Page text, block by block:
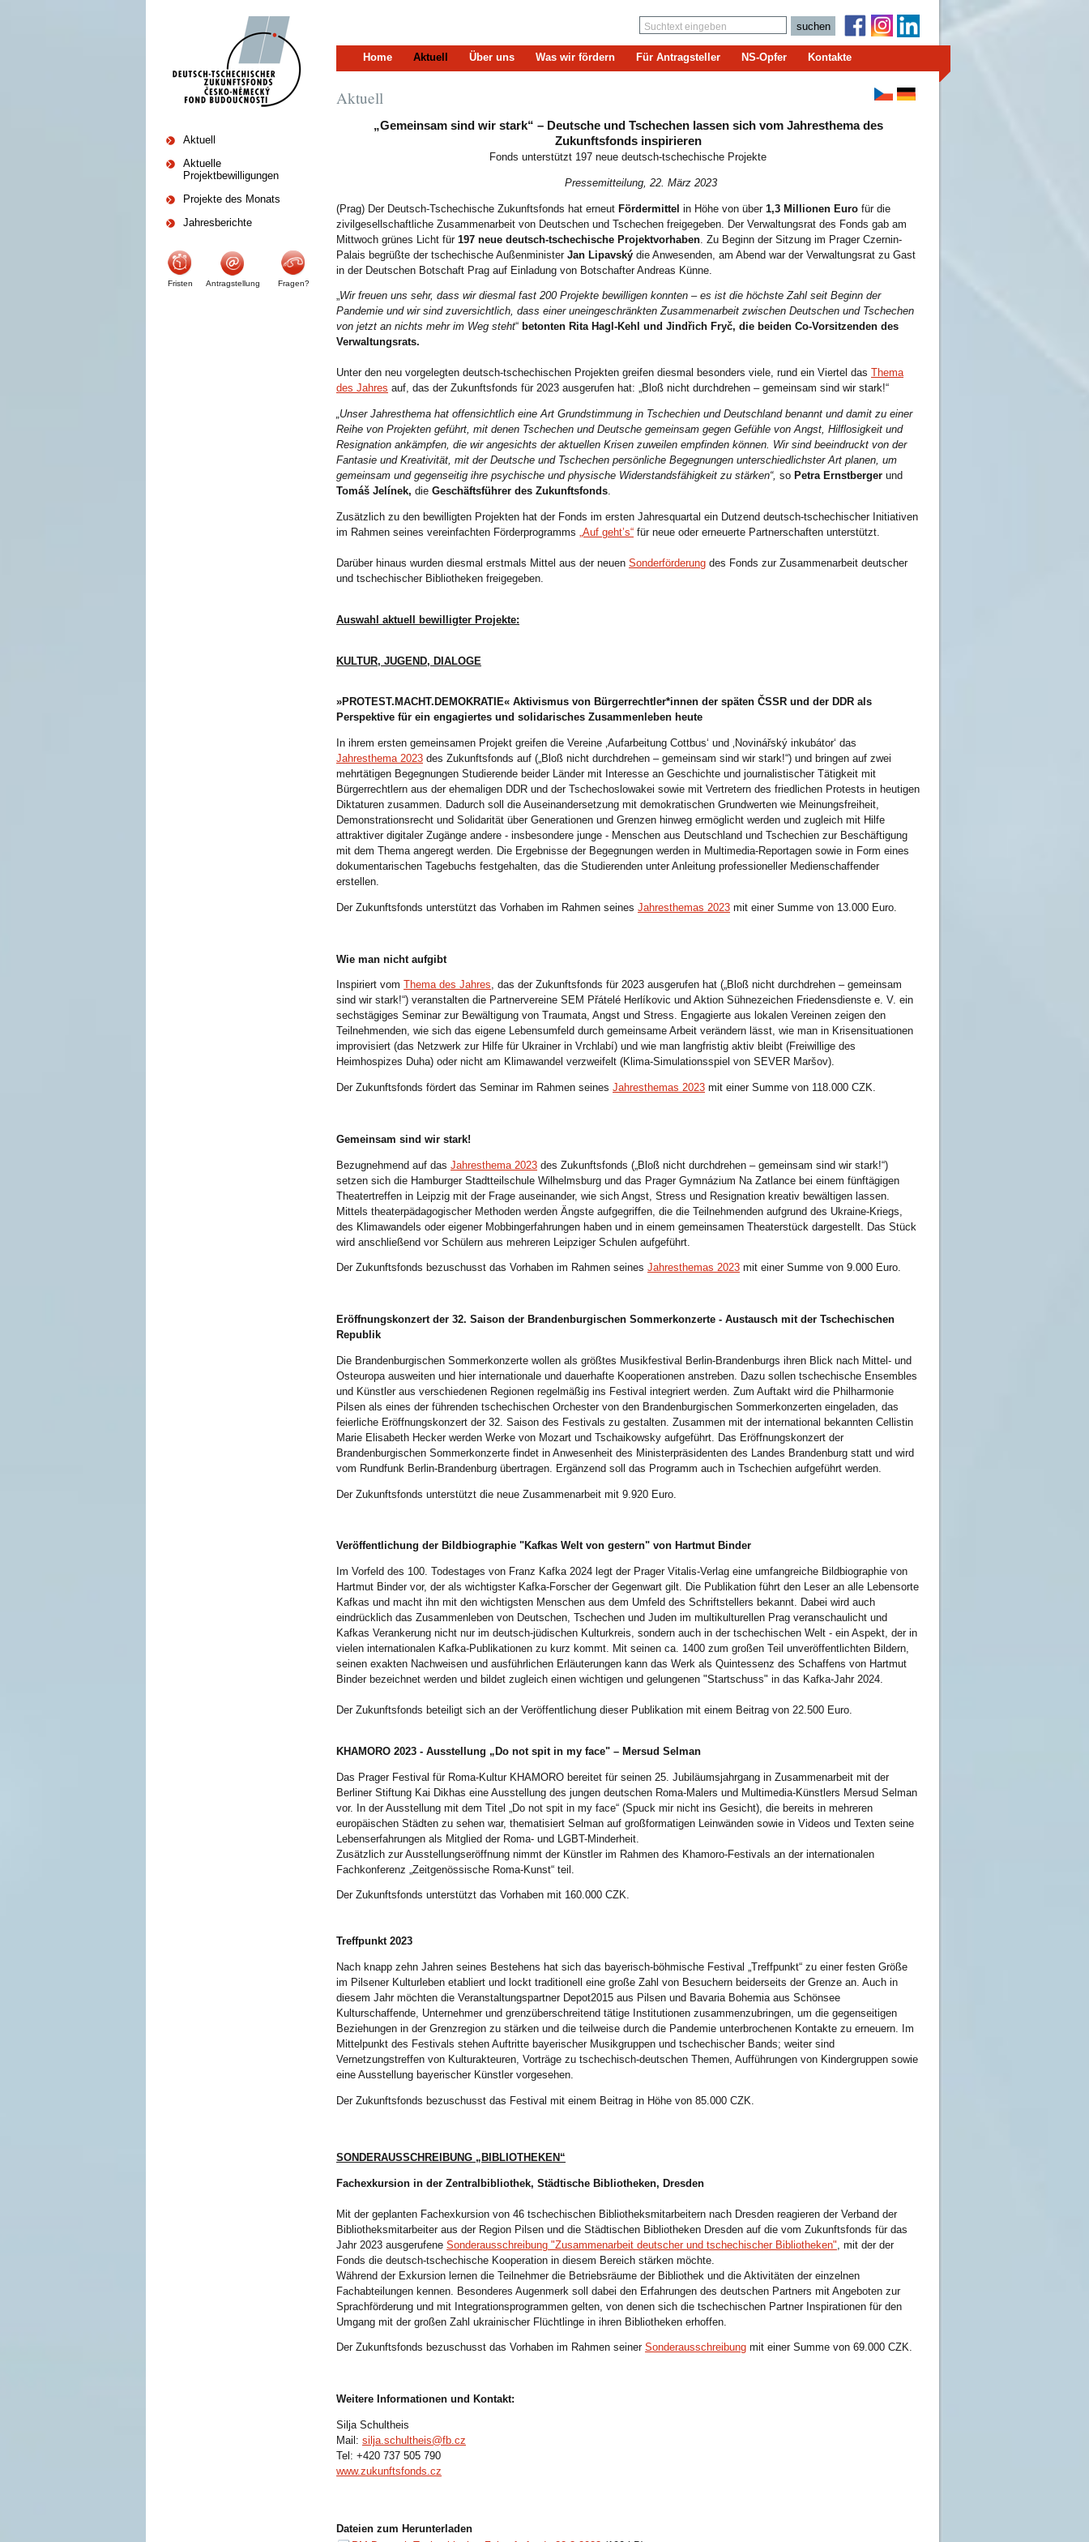
Home Aktuell Über uns Was wir fördern Für Antragsteller NS-Opfer Kontakte
Aktuell
Aktuelle
Projektbewilligungen
Projekte des Monats
Jahresberichte
Fristen Antragstellung Fragen?
Aktuell
„Gemeinsam sind wir stark“ – Deutsche und Tschechen lassen sich vom Jahresthema des
Zukunftsfonds inspirieren
Fonds unterstützt 197 neue deutsch-tschechische Projekte
Pressemitteilung, 22. März 2023
(Prag) Der Deutsch-Tschechische Zukunftsfonds hat erneut Fördermittel in Höhe von über 1,3 Millionen Euro für die
zivilgesellschaftliche Zusammenarbeit von Deutschen und Tschechen freigegeben. Der Verwaltungsrat des Fonds gab am
Mittwoch grünes Licht für 197 neue deutsch-tschechische Projektvorhaben . Zu Beginn der Sitzung im Prager Czernin-
Palais begrüßte der tschechische Außenminister Jan Lipavský die Anwesenden, am Abend war der Verwaltungsrat zu Gast
in der Deutschen Botschaft Prag auf Einladung von Botschafter Andreas Künne.
„Wir freuen uns sehr, dass wir diesmal fast 200 Projekte bewilligen konnten – es ist die höchste Zahl seit Beginn der
Pandemie und wir sind zuversichtlich, dass einer uneingeschränkten Zusammenarbeit zwischen Deutschen und Tschechen
von jetzt an nichts mehr im Weg steht“ betonten Rita Hagl-Kehl und Jindřich Fryč, die beiden Co-Vorsitzenden des
Verwaltungsrats.
Unter den neu vorgelegten deutsch-tschechischen Projekten greifen diesmal besonders viele, rund ein Viertel das Thema
des Jahres auf, das der Zukunftsfonds für 2023 ausgerufen hat: „Bloß nicht durchdrehen – gemeinsam sind wir stark!“
„Unser Jahresthema hat offensichtlich eine Art Grundstimmung in Tschechien und Deutschland benannt und damit zu einer
Reihe von Projekten geführt, mit denen Tschechen und Deutsche gemeinsam gegen Gefühle von Angst, Hilflosigkeit und
Resignation ankämpfen, die wir angesichts der aktuellen Krisen zuweilen empfinden können. Wir sind beeindruckt von der
Fantasie und Kreativität, mit der Deutsche und Tschechen persönliche Begegnungen unterschiedlichster Art planen, um
gemeinsam und gegenseitig ihre psychische und physische Widerstandsfähigkeit zu stärken“, so Petra Ernstberger und
Tomáš Jelínek, die Geschäftsführer des Zukunftsfonds.
Zusätzlich zu den bewilligten Projekten hat der Fonds im ersten Jahresquartal ein Dutzend deutsch-tschechischer Initiativen
im Rahmen seines vereinfachten Förderprogramms „Auf geht’s“ für neue oder erneuerte Partnerschaften unterstützt.
Darüber hinaus wurden diesmal erstmals Mittel aus der neuen Sonderförderung des Fonds zur Zusammenarbeit deutscher
und tschechischer Bibliotheken freigegeben.
Auswahl aktuell bewilligter Projekte:
KULTUR, JUGEND, DIALOGE
»PROTEST.MACHT.DEMOKRATIE« Aktivismus von Bürgerrechtler*innen der späten ČSSR und der DDR als
Perspektive für ein engagiertes und solidarisches Zusammenleben heute
In ihrem ersten gemeinsamen Projekt greifen die Vereine ‚Aufarbeitung Cottbus‘ und ‚Novinářský inkubátor‘ das
Jahresthema 2023 des Zukunftsfonds auf („Bloß nicht durchdrehen – gemeinsam sind wir stark!“) und bringen auf zwei
mehrtätigen Begegnungen Studierende beider Länder mit Interesse an Geschichte und journalistischer Tätigkeit mit
Bürgerrechtlern aus der ehemaligen DDR und der Tschechoslowakei sowie mit Vertretern des friedlichen Protests in heutigen
Diktaturen zusammen. Dadurch soll die Auseinandersetzung mit demokratischen Grundwerten wie Meinungsfreiheit,
Demonstrationsrecht und Solidarität über Generationen und Grenzen hinweg ermöglicht werden und zugleich mit Hilfe
attraktiver digitaler Zugänge andere - insbesondere junge - Menschen aus Deutschland und Tschechien zur Beschäftigung
mit dem Thema angeregt werden. Die Ergebnisse der Begegnungen werden in Multimedia-Reportagen sowie in Form eines
dokumentarischen Tagebuchs festgehalten, das die Studierenden unter Anleitung professioneller Medienschaffender
erstellen.
Der Zukunftsfonds unterstützt das Vorhaben im Rahmen seines Jahresthemas 2023 mit einer Summe von 13.000 Euro.
Wie man nicht aufgibt
Inspiriert vom Thema des Jahres, das der Zukunftsfonds für 2023 ausgerufen hat („Bloß nicht durchdrehen – gemeinsam
sind wir stark!“) veranstalten die Partnervereine SEM Přátelé Herlíkovic und Aktion Sühnezeichen Friedensdienste e. V. ein
sechstägiges Seminar zur Bewältigung von Traumata, Angst und Stress. Engagierte aus lokalen Vereinen zeigen den
Teilnehmenden, wie sich das eigene Lebensumfeld durch gemeinsame Arbeit verändern lässt, wie man in Krisensituationen
improvisiert (das Netzwerk zur Hilfe für Ukrainer in Vrchlabí) und wie man langfristig aktiv bleibt (Freiwillige des
Heimhospizes Duha) oder nicht am Klimawandel verzweifelt (Klima-Simulationsspiel von SEVER Maršov).
Der Zukunftsfonds fördert das Seminar im Rahmen seines Jahresthemas 2023 mit einer Summe von 118.000 CZK.
Gemeinsam sind wir stark!
Bezugnehmend auf das Jahresthema 2023 des Zukunftsfonds („Bloß nicht durchdrehen – gemeinsam sind wir stark!“)
setzen sich die Hamburger Stadtteilschule Wilhelmsburg und das Prager Gymnázium Na Zatlance bei einem fünftägigen
Theatertreffen in Leipzig mit der Frage auseinander, wie sich Angst, Stress und Resignation kreativ bewältigen lassen.
Mittels theaterpädagogischer Methoden werden Ängste aufgegriffen, die die Teilnehmenden aufgrund des Ukraine-Kriegs,
des Klimawandels oder eigener Mobbingerfahrungen haben und in einem gemeinsamen Theaterstück dargestellt. Das Stück
wird anschließend vor Schülern aus mehreren Leipziger Schulen aufgeführt.
Der Zukunftsfonds bezuschusst das Vorhaben im Rahmen seines Jahresthemas 2023 mit einer Summe von 9.000 Euro.
Eröffnungskonzert der 32. Saison der Brandenburgischen Sommerkonzerte - Austausch mit der Tschechischen
Republik
Die Brandenburgischen Sommerkonzerte wollen als größtes Musikfestival Berlin-Brandenburgs ihren Blick nach Mittel- und
Osteuropa ausweiten und hier internationale und dauerhafte Kooperationen anstreben. Dazu sollen tschechische Ensembles
und Künstler aus verschiedenen Regionen regelmäßig ins Festival integriert werden. Zum Auftakt wird die Philharmonie
Pilsen als eines der führenden tschechischen Orchester von den Brandenburgischen Sommerkonzerten eingeladen, das
feierliche Eröffnungskonzert der 32. Saison des Festivals zu gestalten. Zusammen mit der international bekannten Cellistin
Marie Elisabeth Hecker werden Werke von Mozart und Tschaikowsky aufgeführt. Das Eröffnungskonzert der
Brandenburgischen Sommerkonzerte findet in Anwesenheit des Ministerpräsidenten des Landes Brandenburg statt und wird
vom Rundfunk Berlin-Brandenburg übertragen. Ergänzend soll das Programm auch in Tschechien aufgeführt werden.
Der Zukunftsfonds unterstützt die neue Zusammenarbeit mit 9.920 Euro.
Veröffentlichung der Bildbiographie "Kafkas Welt von gestern" von Hartmut Binder
Im Vorfeld des 100. Todestages von Franz Kafka 2024 legt der Prager Vitalis-Verlag eine umfangreiche Bildbiographie von
Hartmut Binder vor, der als wichtigster Kafka-Forscher der Gegenwart gilt. Die Publikation führt den Leser an alle Lebensorte
Kafkas und macht ihn mit den wichtigsten Menschen aus dem Umfeld des Schriftstellers bekannt. Dabei wird auch
eindrücklich das Zusammenleben von Deutschen, Tschechen und Juden im multikulturellen Prag veranschaulicht und
Kafkas Verankerung nicht nur im deutsch-jüdischen Kulturkreis, sondern auch in der tschechischen Welt - ein Aspekt, der in
vielen internationalen Kafka-Publikationen zu kurz kommt. Mit seinen ca. 1400 zum großen Teil unveröffentlichten Bildern,
seinen exakten Nachweisen und ausführlichen Erläuterungen kann das Werk als Quintessenz des Schaffens von Hartmut
Binder bezeichnet werden und bildet zugleich einen wichtigen und gelungenen "Startschuss" in das Kafka-Jahr 2024.
Der Zukunftsfonds beteiligt sich an der Veröffentlichung dieser Publikation mit einem Beitrag von 22.500 Euro.
KHAMORO 2023 - Ausstellung „Do not spit in my face" – Mersud Selman
Das Prager Festival für Roma-Kultur KHAMORO bereitet für seinen 25. Jubiläumsjahrgang in Zusammenarbeit mit der
Berliner Stiftung Kai Dikhas eine Ausstellung des jungen deutschen Roma-Malers und Multimedia-Künstlers Mersud Selman
vor. In der Ausstellung mit dem Titel „Do not spit in my face“ (Spuck mir nicht ins Gesicht), die bereits in mehreren
europäischen Städten zu sehen war, thematisiert Selman auf großformatigen Leinwänden sowie in Videos und Texten seine
Lebenserfahrungen als Mitglied der Roma- und LGBT-Minderheit.
Zusätzlich zur Ausstellungseröffnung nimmt der Künstler im Rahmen des Khamoro-Festivals an der internationalen
Fachkonferenz „Zeitgenössische Roma-Kunst“ teil.
Der Zukunftsfonds unterstützt das Vorhaben mit 160.000 CZK.
Treffpunkt 2023
Nach knapp zehn Jahren seines Bestehens hat sich das bayerisch-böhmische Festival „Treffpunkt“ zu einer festen Größe
im Pilsener Kulturleben etabliert und lockt traditionell eine große Zahl von Besuchern beiderseits der Grenze an. Auch in
diesem Jahr möchten die Veranstaltungspartner Depot2015 aus Pilsen und Bavaria Bohemia aus Schönsee
Kulturschaffende, Unternehmer und grenzüberschreitend tätige Institutionen zusammenzubringen, um die gegenseitigen
Beziehungen in der Grenzregion zu stärken und die teilweise durch die Pandemie unterbrochenen Kontakte zu erneuern. Im
Mittelpunkt des Festivals stehen Auftritte bayerischer Musikgruppen und tschechischer Bands; weiter sind
Vernetzungstreffen von Kulturakteuren, Vorträge zu tschechisch-deutschen Themen, Aufführungen von Kindergruppen sowie
eine Ausstellung bayerischer Künstler vorgesehen.
Der Zukunftsfonds bezuschusst das Festival mit einem Beitrag in Höhe von 85.000 CZK.
SONDERAUSSCHREIBUNG „BIBLIOTHEKEN“
Fachexkursion in der Zentralbibliothek, Städtische Bibliotheken, Dresden
Mit der geplanten Fachexkursion von 46 tschechischen Bibliotheksmitarbeitern nach Dresden reagieren der Verband der
Bibliotheksmitarbeiter aus der Region Pilsen und die Städtischen Bibliotheken Dresden auf die vom Zukunftsfonds für das
Jahr 2023 ausgerufene Sonderausschreibung "Zusammenarbeit deutscher und tschechischer Bibliotheken" , mit der der
Fonds die deutsch-tschechische Kooperation in diesem Bereich stärken möchte.
Während der Exkursion lernen die Teilnehmer die Betriebsräume der Bibliothek und die Aktivitäten der einzelnen
Fachabteilungen kennen. Besonderes Augenmerk soll dabei den Erfahrungen des deutschen Partners mit Angeboten zur
Sprachförderung und mit Integrationsprogrammen gelten, von denen sich die tschechischen Partner Inspirationen für den
Umgang mit der großen Zahl ukrainischer Flüchtlinge in ihren Bibliotheken erhoffen.
Der Zukunftsfonds bezuschusst das Vorhaben im Rahmen seiner Sonderausschreibung mit einer Summe von 69.000 CZK.
Weitere Informationen und Kontakt:
Silja Schultheis
Mail: silja.schultheis@fb.cz
Tel: +420 737 505 790
www.zukunftsfonds.cz
Dateien zum Herunterladen